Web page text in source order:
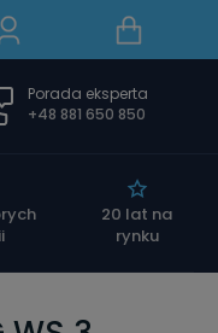
20 lat na
rynku
Porada eksperta
+48 881 650 850